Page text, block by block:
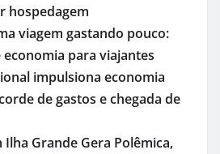
hospedagem
viagem gastando pouco:
para viajantes
impulsiona economia
de gastos e chegada de
Ilha Grande Gera Polêmica,